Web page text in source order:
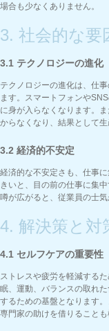
場合も少なくありません。
3. 社会的な要
3.1 テクノロジーの進化
テクノロジーの進化は、仕
ます。スマートフォンや
に身が入らなくなります。
からなくなり、結果として生
3.2 経済的不安定
経済的な不安定さも、仕事
きいと、目の前の仕事に集
噂が広がると、従業員の士
4. 解決策と対
4.1 セルフケアの重要性
ストレスや疲労を軽減する
眠、運動、バランスの取れ
するための基盤となります
専門家の助けを借りることも